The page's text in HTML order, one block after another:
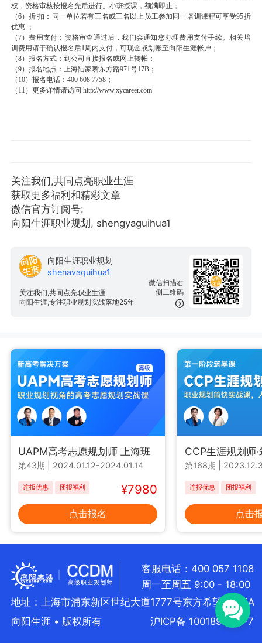
权，资格审核按报名先后进行。小班授课，额满即止；
（6）折 扣：同一单位若有三名或三名以上员工参加同一培训课程可享受95折
优惠 ；
（7）费用支付：资格审查通过后，我们会通知您办理费用支付手续。相关培
训费用请于确认报名后1周内支付，可现金或划账至向阳生涯帐户；
（8）报名方式：到公司直接报名或网上转帐；
（9）报名地点：上海陆家嘴东方路971号17B；
（10）报名电话：400 608 7758；
（11）更多详情请访问 http://www.xycareer.com
关注我们,共同点亮职业生涯
获取更多福利和精彩文章
微信官方订阅号:
向阳生涯职业规划, shengyaguihua1
微信扫描右
侧二维码
向阳生涯职业规划
shenavaquihua1
关注我们,共同点亮职业生涯
向阳生涯,专注职业规划实战落地25年
UAPM高考志愿规划师 上海班
第43期 2024.01.12-2024.01.14
连报优惠 团报福利 ¥7980
点击报名
CCP生涯规划师
第168期
连报优惠 团报福利
点击
客服电话：400 057 1108
周一至周五 9:00 - 18:00
地址：上海市浦东新区世纪大道1777号东方希望大厦5A
向阳生涯 • 版权所有
沪ICP备 10018957号-7